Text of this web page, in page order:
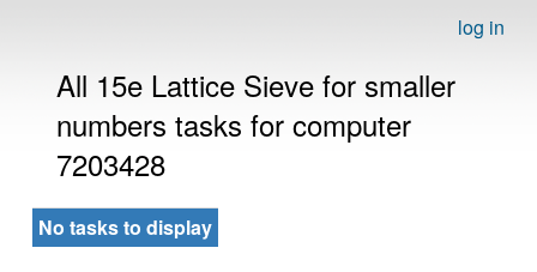
log in
All 15e Lattice Sieve for smaller
numbers tasks for computer
7203428
No tasks to display